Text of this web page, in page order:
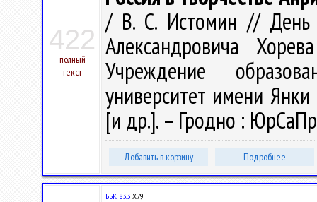
422
полный
текст
/ В. С. Истомин // День
Александровича
Учреждение
университет имени
[и др.]. – Гродно :
Добавить в корзину Подробнее
ББК 83.3 Х79